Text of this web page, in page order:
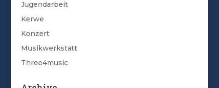
Jugendarbeit
Kerwe
Konzert
Musikwerkstatt
Three4music